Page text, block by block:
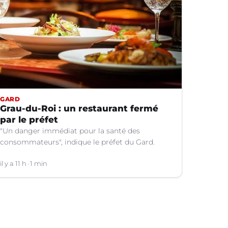
GARD
Grau-du-Roi : un restaurant fermé
par le préfet
"Un danger immédiat pour la santé des
consommateurs", indique le préfet du Gard.
il y a 11 h 1 min